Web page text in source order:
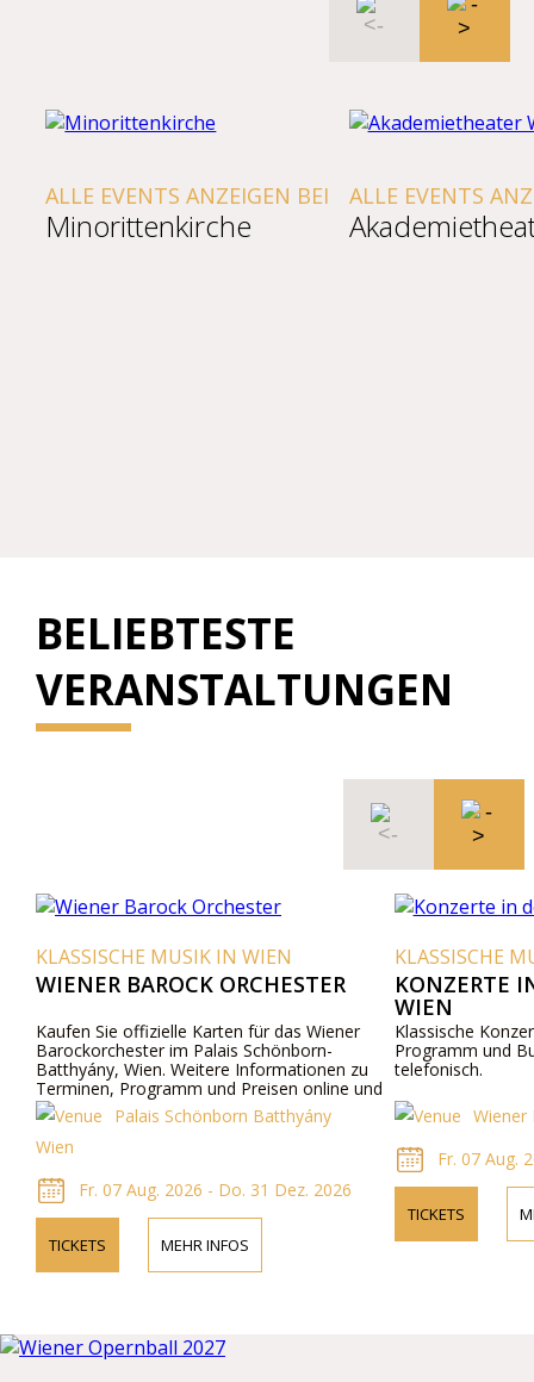
ALLE EVENTS ANZEIGEN BEI
Minorittenkirche
ALLE EVENTS
BELIEBTESTE
VERANSTALTUNGEN
KLASSISCHE MUSIK IN WIEN
WIENER BAROCK ORCHESTER
Kaufen Sie offizielle Karten für das Wiener
Barockorchester im Palais Schönborn-
Batthyány, Wien. Weitere Informationen zu
Terminen, Programm und Preisen online und
telefonisch.Palais Schönborn Batthyány
Wien
Fr. 07 Aug. 2026 - Do. 31 Dez. 2026
TICKETS MEHR INFOS
KLASSISCHE
KONZERTE
WIEN
Klassische
Programm und
telefonisch.
Wiener
Fr. 07 Aug.
TICKETS